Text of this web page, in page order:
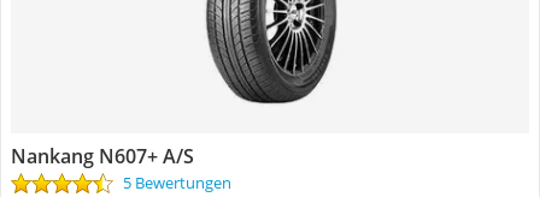
Nankang N607+ A/S
5 Bewertungen